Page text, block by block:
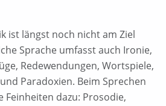
ist längst noch nicht am Ziel
Sprache umfasst auch Ironie,
Redewendungen, Wortspiele,
Paradoxien. Beim Sprechen
dazu: Prosodie,